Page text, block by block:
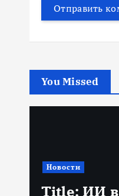
You Missed
Новости
Title: ИИ в